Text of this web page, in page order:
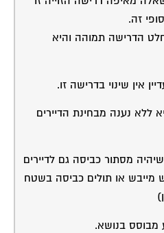
זה.
הדרישה תמוהה והיא
אין שינוי בדרישה זו.
ללא נענה מבחינת הדיירים
מסתור כביסה גם לדיירים
מייבש או תולים כביסה בשטח
בנושא.